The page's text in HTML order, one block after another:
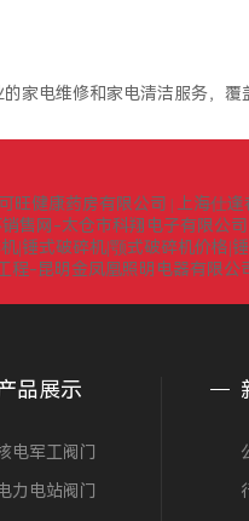
家电维修和家电清洁服务，覆
旺健康药房有限公司 上海仕
售网-太仓市科翔电子有限公司
|锤式破碎机|颚式破碎机价格|
程-昆明金凤凰照明电器有限公
品展示
电军工阀门
力电站阀门